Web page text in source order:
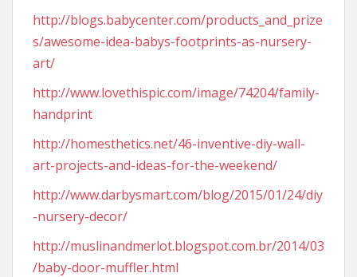
http://blogs.babycenter.com/products_and_prize
s/awesome-idea-babys-footprints-as-nursery-
art/
http://www.lovethispic.com/image/74204/family-
handprint
http://homesthetics.net/46-inventive-diy-wall-
art-projects-and-ideas-for-the-weekend/
http://www.darbysmart.com/blog/2015/01/24/diy
-nursery-decor/
http://muslinandmerlot.blogspot.com.br/2014/03
/baby-door-muffler.html